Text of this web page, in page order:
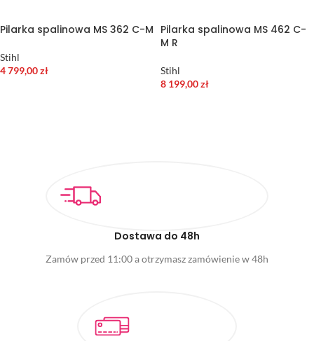
Pilarka spalinowa MS 362 C-M
Stihl
4 799,00zł
Pilarka spalinowa MS 462 C-
M R
Stihl
8 199,00zł
Dostawa do 48h
Zamów przed 11:00 a otrzymasz zamówienie w 48h